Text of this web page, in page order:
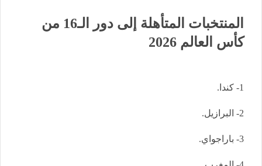
المنتخبات المتأهلة إلى دور الـ16 من
كأس العالم 2026
1- كندا.
2- البرازيل.
3- باراجواي.